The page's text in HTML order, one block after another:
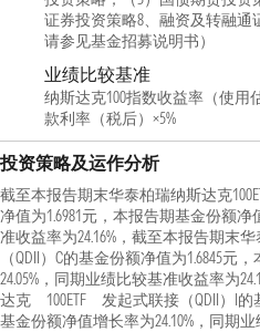
证券投资策略8、融资及转融
请参见基金招募说明书）
业绩比较基准
纳斯达克100指数收益率（使用
款利率（税后）×5%
投资策略及运作分析
截至本报告期末华泰柏瑞纳斯达克
净值为1.6981元，本报告期基金份额净
准收益率为24.16%，截至本报告期末
（QDII）C的基金份额净值为1.6845
24.05%，同期业绩比较基准收益率为
达克 100ETF 发起式联接（QDII）I的
基金份额净值增长率为24.10%，同期业